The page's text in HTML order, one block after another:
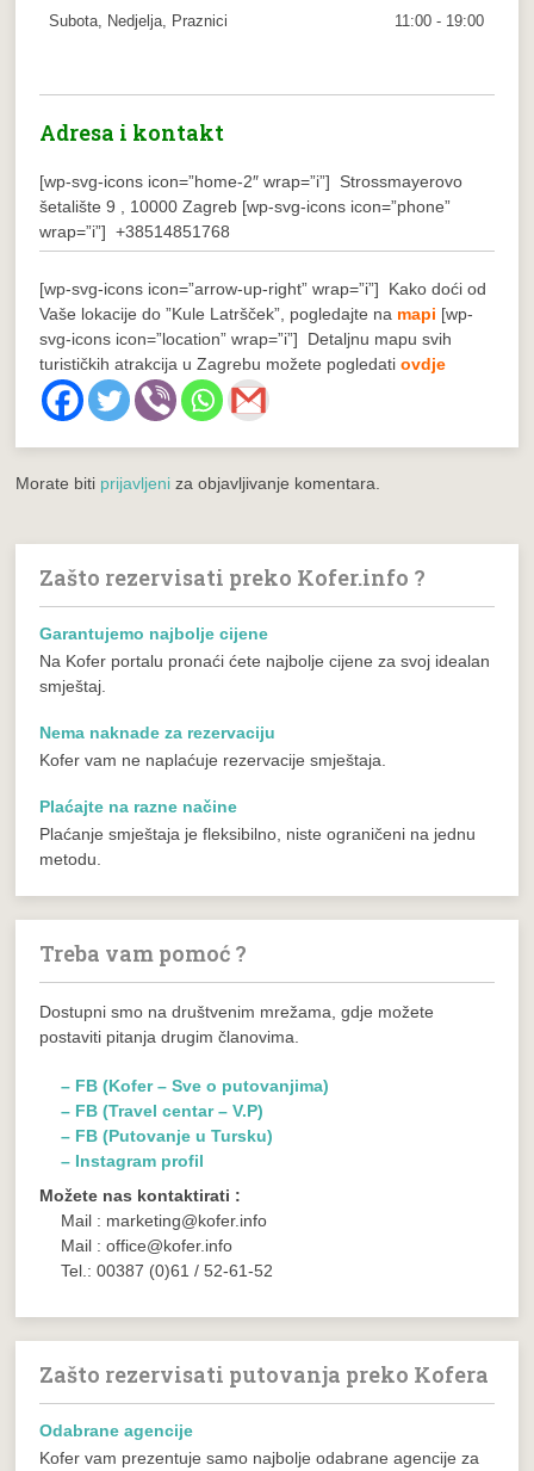
Subota, Nedjelja, Praznici 11:00 - 19:00
Adresa i kontakt
[wp-svg-icons icon=”home-2″ wrap=”i”] Strossmayerovo
šetalište 9 , 10000 Zagreb [wp-svg-icons icon=”phone”
wrap=”i”] +38514851768
[wp-svg-icons icon=”arrow-up-right” wrap=”i”] Kako doći od
Vaše lokacije do ”Kule Latršček”, pogledajte na mapi [wp-
svg-icons icon=”location” wrap=”i”] Detaljnu mapu svih
turističkih atrakcija u Zagrebu možete pogledatiovdje
Morate biti prijavljeni za objavljivanje komentara.
Zašto rezervisati preko Kofer.info ?
Garantujemo najbolje cijene
Na Kofer portalu pronaći ćete najbolje cijene za svoj idealan
smještaj.
Nema naknade za rezervaciju
Kofer vam ne naplaćuje rezervacije smještaja.
Plaćajte na razne načine
Plaćanje smještaja je fleksibilno, niste ograničeni na jednu
metodu.
Treba vam pomoć ?
Dostupni smo na društvenim mrežama, gdje možete
postaviti pitanja drugim članovima.
– FB (Kofer – Sve o putovanjima)
– FB (Travel centar – V.P)
– FB (Putovanje u Tursku)
– Instagram profil
Možete nas kontaktirati :
Mail : marketing@kofer.info
Mail : office@kofer.info
Tel.: 00387 (0)61 / 52-61-52
Zašto rezervisati putovanja preko Kofera
Odabrane agencije
Kofer vam prezentuje samo najbolje odabrane agencije za